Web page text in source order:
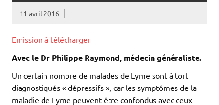
11 avril 2016
Emission à télécharger
Avec le Dr Philippe Raymond, médecin généraliste.
Un certain nombre de malades de Lyme sont à tort
diagnostiqués « dépressifs », car les symptômes de la
maladie de Lyme peuvent être confondus avec ceux